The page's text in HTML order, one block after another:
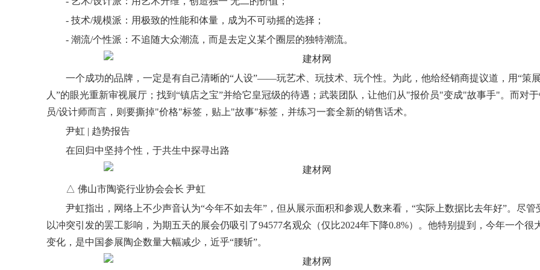
- 技术/规模派：用极致的性能和体量，成为不可动摇的选择；
- 潮流/个性派：不追随大众潮流，而是去定义某个圈层的独特潮流。
一个成功的品牌，一定是有自己清晰的“人设”——玩艺术、玩技术、玩个性。为此，他给经销商提议道，用“策展
人”的眼光重新审视展厅；找到“镇店之宝”并给它皇冠级的待遇；武装团队，让他们从"报价员"变成"故事手"。而对于
员/设计师而言，则要撕掉"价格"标签，贴上"故事"标签，并练习一套全新的销售话术。
尹虹 | 趋势报告
在回归中坚持个性，于共生中探寻出路
△ 佛山市陶瓷行业协会会长 尹虹
尹虹指出，网络上不少声音认为“今年不如去年”，但从展示面积和参观人数来看，“实际上数据比去年好”。尽管
以冲突引发的罢工影响，为期五天的展会仍吸引了94577名观众（仅比2024年下降0.8%）。他特别提到，今年一个很
变化，是中国参展陶企数量大幅减少，近乎“腰斩”。